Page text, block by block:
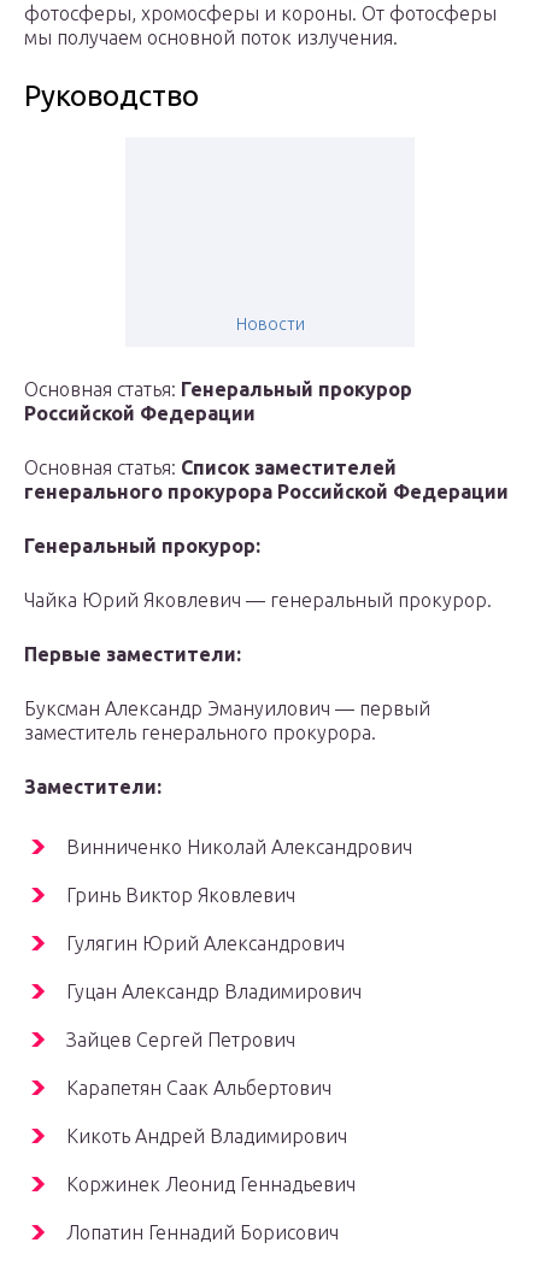
фотосферы, хромосферы и короны. От фотосферы
мы получаем основной поток излучения.
Руководство
Новости
Основная статья: Генеральный прокурор
Российской Федерации
Основная статья: Список заместителей
генерального прокурора Российской Федерации
Генеральный прокурор:
Чайка Юрий Яковлевич — генеральный прокурор.
Первые заместители:
Буксман Александр Эмануилович — первый
заместитель генерального прокурора.
Заместители:
Винниченко Николай Александрович
Гринь Виктор Яковлевич
Гулягин Юрий Александрович
Гуцан Александр Владимирович
Зайцев Сергей Петрович
Карапетян Саак Альбертович
Кикоть Андрей Владимирович
Коржинек Леонид Геннадьевич
Лопатин Геннадий Борисович